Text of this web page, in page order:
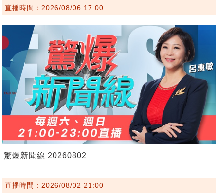
直播時間：2026/08/06 17:00
驚爆新聞線 20260802
直播時間：2026/08/02 21:00